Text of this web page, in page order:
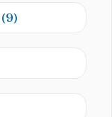
(9)